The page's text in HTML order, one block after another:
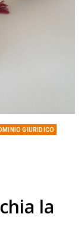
GIURIDICO
la